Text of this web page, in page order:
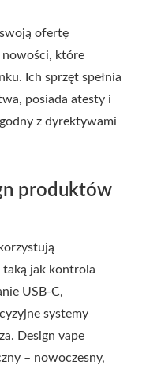
ofertę
które
Ich sprzęt spełnia
posiada atesty i
z dyrektywami
produktów
taką jak kontrola
USB-C,
systemy
Design vape
– nowoczesny,